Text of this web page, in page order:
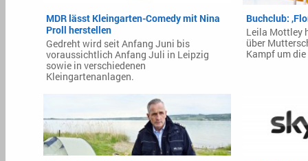
MDR lässt Kleingarten-Comedy mit Nina
Proll herstellen
Gedreht wird seit Anfang Juni bis
voraussichtlich Anfang Juli in Leipzig
sowie in verschiedenen
Kleingartenanlagen.
Buchclub:
Leila Mottley
über
Kampf um